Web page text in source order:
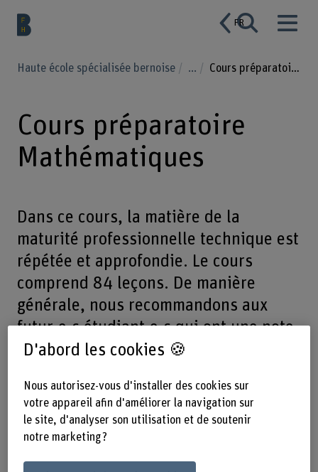
FR
Haute école spécialisée bernoise ... Cours préparatoire Mathématiques
Cours préparatoire
Mathématiques
Dans ce cours, la matière de la
maturité professionnelle technique est
répétée et approfondie. Le cours
comprend 84 leçons. De manière
générale, nous recommandons aux
futur-e-s étudiant-e-s qui ont une note
de mathématiques inférieure à 5 de
recommandé si la note est insuffisante.
Contenu et dates du cours
D'abord les cookies 🍪
Nous autorisez-vous d'installer des cookies sur
votre appareil afin d'améliorer la navigation sur
le site, d'analyser son utilisation et de soutenir
notre marketing ?